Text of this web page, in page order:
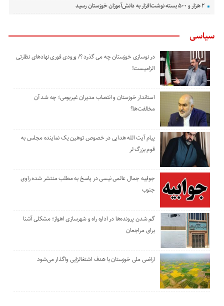
۲ هزار و ۵۰۰ بسته نوشت‌افزار به دانش‌آموزان خوزستان رسید
سیاسی
در نوسازی خوزستان چه می گذرد ؟/ ورودی فوری نهادهای نظارتی
الزامیست!
استاندار خوزستان و انتصاب مدیران غیربومی؛ چه شد آن
مخالفت‌ها؟
پیام آیت الله هدایی در خصوص توهین یک نماینده مجلس به
قوم بزرگ لر
جوابیه جمال عالمی نیسی در پاسخ به مطلب منتشر شده راوی
جنوب
گم شدن پرونده‌ها در اداره راه و شهرسازی اهواز؛ مشکلی آشنا
برای مراجعان
اراضی ملی خوزستان با هدف اشتغالزایی واگذار می‌شود